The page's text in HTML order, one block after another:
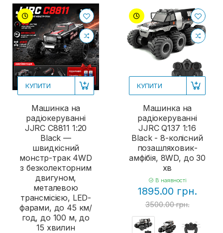
КУПИТИ
Машинка на
радіокеруванні
JJRC C8811 1:20
Black —
швидкісний
монстр-трак 4WD
з безколекторним
двигуном,
металевою
трансмісією, LED-
фарами, до 45 км/
год, до 100 м, до
15 хвилин
КУПИТИ
Машинка на
радіокеруванні
JJRC Q137 1:16
Black - 8-колісний
позашляховик-
амфібія, 8WD, до 30
хв
В наявності
1895.00 грн.
3500.00 грн.